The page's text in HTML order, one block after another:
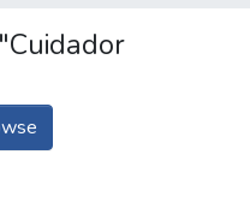
of DSpace